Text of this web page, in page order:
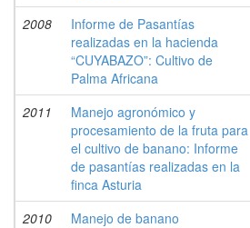
2008
Informe de Pasantías
realizadas en la hacienda
“CUYABAZO”: Cultivo de
Palma Africana
2011
Manejo agronómico y
procesamiento de la fruta para
el cultivo de banano: Informe
de pasantías realizadas en la
finca Asturia
2010 Manejo de banano